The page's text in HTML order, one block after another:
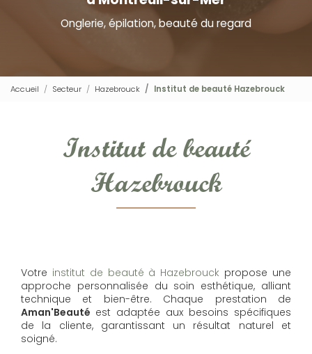
Onglerie, épilation, beauté du regard
Accueil Secteur Hazebrouck Institut de beauté Hazebrouck
Institut de beauté
Hazebrouck
Votre institut de beauté à Hazebrouck propose une
approche personnalisée du soin esthétique, alliant
technique et bien-être. Chaque prestation de
Aman'Beauté est adaptée aux besoins spécifiques
de la cliente, garantissant un résultat naturel et
soigné.